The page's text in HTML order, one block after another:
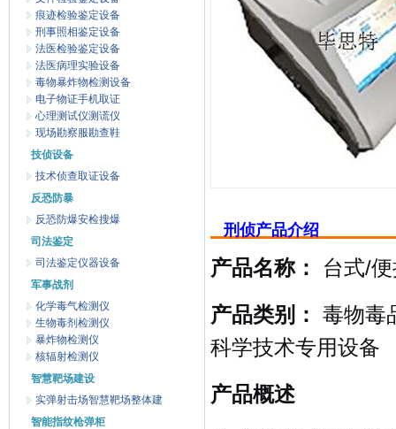
痕迹检验鉴定设备
刑事照相鉴定设备
法医检验鉴定设备
法医病理实验设备
毒物暴炸物检测设备
电子物证手机取证
心理测试仪测谎仪
现场勘察服勘查鞋
技侦设备
技术侦查取证设备
反恐防暴
反恐防爆安检搜爆
司法鉴定
司法鉴定仪器设备
军事战剂
化学毒气检测仪
生物毒剂检测仪
暴炸物检测仪
核辐射检测仪
智慧靶场建设
实弹射击场智慧靶场整体建
智能指纹枪弹柜
刑侦产品介绍
产品名称： 台式/
产品类别：
毒物毒
科学技术专用设备
产品概述